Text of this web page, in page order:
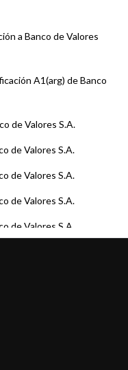
a Banco de Valores
A1(arg) de Banco
de Valores S.A.
de Valores S.A.
de Valores S.A.
de Valores S.A.
de Valores S.A.
de Valores S.A.
de Valores S.A.
de Valores S.A.